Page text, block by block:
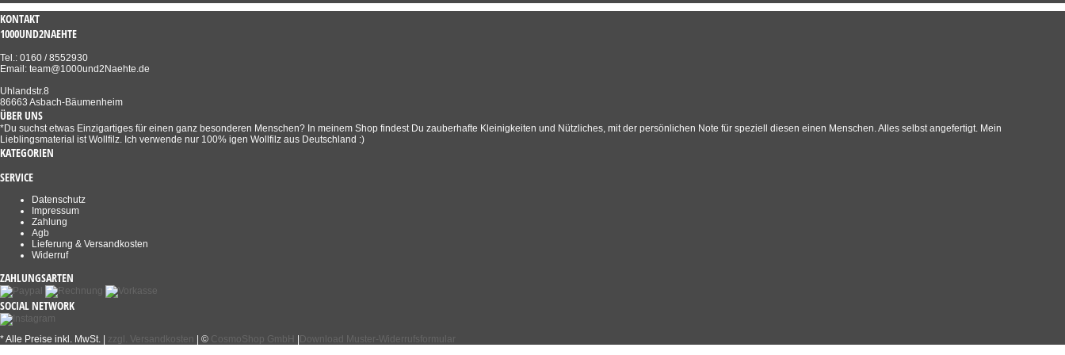
KONTAKT
1000UND2NAEHTE
Tel.: 0160 / 8552930
Email: team@1000und2Naehte.de
Uhlandstr.8
86663 Asbach-Bäumenheim
ÜBER UNS
*Du suchst etwas Einzigartiges für einen ganz besonderen Menschen? In meinem Shop findest Du zauberhafte Kleinigkeiten und Nützliches, mit der persönlichen Note für speziell diesen einen Menschen. Alles selbst angefertigt. Mein
Lieblingsmaterial ist Wollfilz. Ich verwende nur 100% igen Wollfilz aus Deutschland :)
KATEGORIEN
SERVICE
Datenschutz
Impressum
Zahlung
Agb
Lieferung & Versandkosten
Widerruf
ZAHLUNGSARTEN
SOCIAL NETWORK
* Alle Preise inkl. MwSt. | zzgl. Versandkosten | © CosmoShop GmbH Download Muster-Widerrufsformular